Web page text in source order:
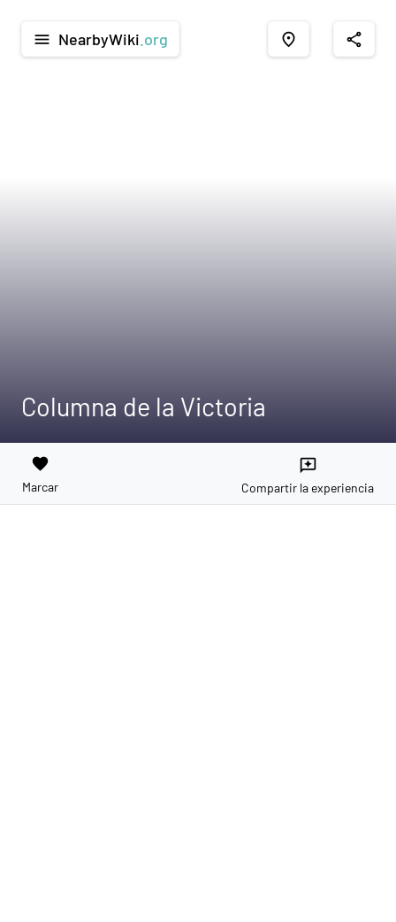
menu NearbyWiki .org place share
Columna de la Victoria
favorite
Marcar
reviews
Compartir la experiencia